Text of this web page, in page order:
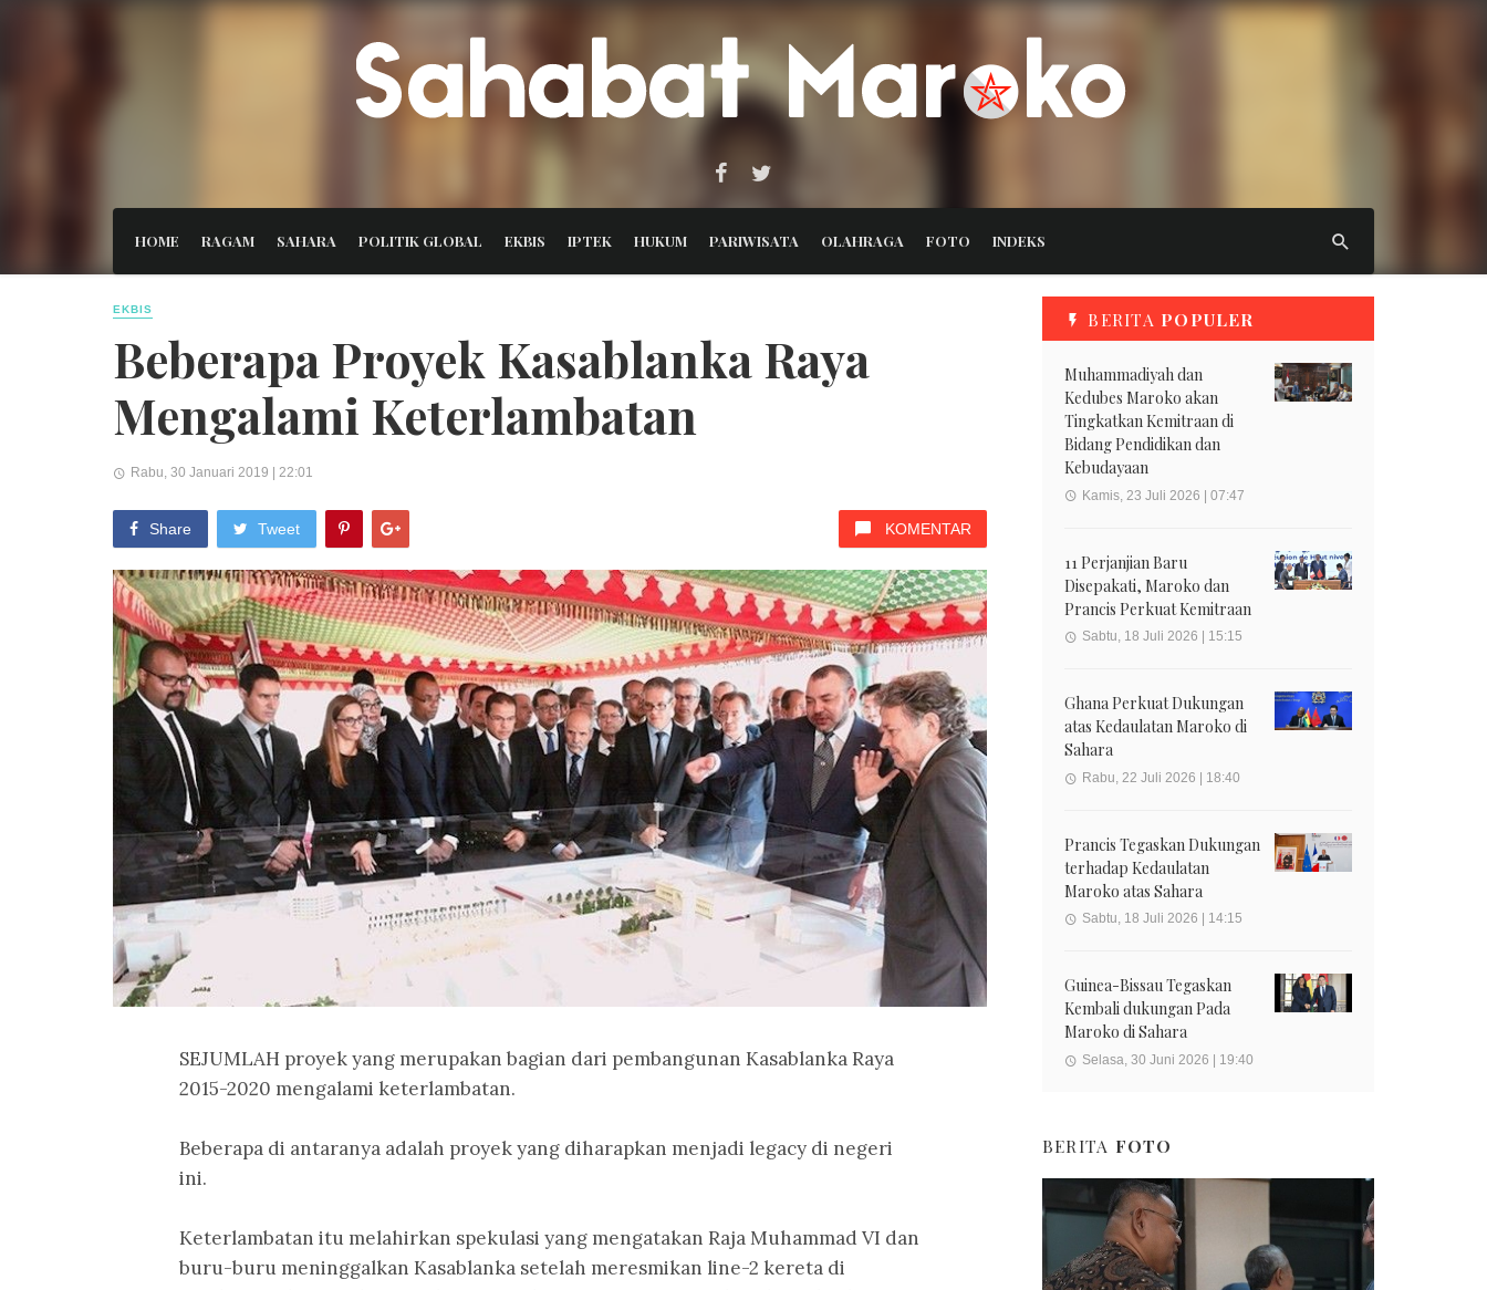
HOME RAGAM SAHARA POLITIK GLOBAL EKBIS IPTEK HUKUM PARIWISATA OLAHRAGA FOTO INDEKS
EKBIS
Beberapa Proyek Kasablanka Raya
Mengalami Keterlambatan
Rabu, 30 Januari 2019 | 22:01
Share Tweet KOMENTAR
SEJUMLAH proyek yang merupakan bagian dari pembangunan Kasablanka Raya
2015-2020 mengalami keterlambatan.
Beberapa di antaranya adalah proyek yang diharapkan menjadi legacy di negeri
ini.
Keterlambatan itu melahirkan spekulasi yang mengatakan Raja Muhammad VI dan
buru-buru meninggalkan Kasablanka setelah meresmikan line-2 kereta di
BERITA POPULER
Muhammadiyah dan
Kedubes Maroko akan
Tingkatkan Kemitraan di
Bidang Pendidikan dan
Kebudayaan
Kamis, 23 Juli 2026 | 07:47
11 Perjanjian Baru
Disepakati, Maroko dan
Prancis Perkuat Kemitraan
Sabtu, 18 Juli 2026 | 15:15
Ghana Perkuat Dukungan
atas Kedaulatan Maroko di
Sahara
Rabu, 22 Juli 2026 | 18:40
Prancis Tegaskan Dukungan
terhadap Kedaulatan
Maroko atas Sahara
Sabtu, 18 Juli 2026 | 14:15
Guinea-Bissau Tegaskan
Kembali dukungan Pada
Maroko di Sahara
Selasa, 30 Juni 2026 | 19:40
BERITA FOTO